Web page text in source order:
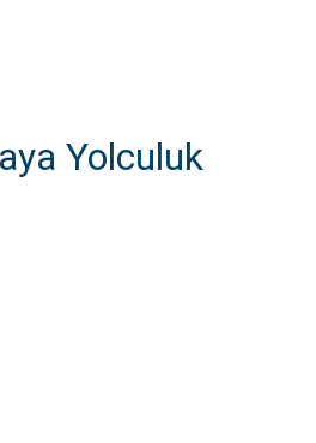
Yolculuk